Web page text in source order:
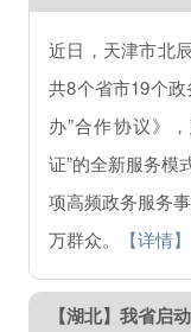
近日，天津市北
共8个省市19个
办”合作协议》
证”的全新服务模
项高频政务服务
万群众。
【详情】
【湖北】我省启